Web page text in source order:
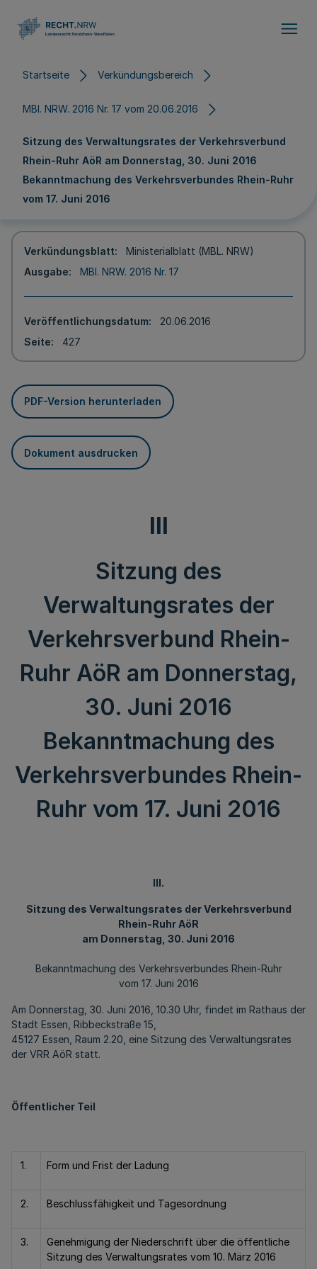
Startseite Verkündungsbereich
MBl. NRW. 2016 Nr. 17 vom 20.06.2016
Sitzung des Verwaltungsrates der Verkehrsverbund
Rhein-Ruhr AöR am Donnerstag, 30. Juni 2016
Bekanntmachung des Verkehrsverbundes Rhein-Ruhr
vom 17. Juni 2016
Verkündungsblatt
Ministerialblatt (MBL. NRW)
Ausgabe
MBl. NRW. 2016 Nr. 17
Veröffentlichungsdatum
20.06.2016
Seite
427
PDF-Version herunterladen
Dokument ausdrucken
III
Sitzung des
Verwaltungsrates der
Verkehrsverbund Rhein-
Ruhr AöR am Donnerstag,
30. Juni 2016
Bekanntmachung des
Verkehrsverbundes Rhein-
Ruhr vom 17. Juni 2016
III.
Sitzung des Verwaltungsrates der Verkehrsverbund
Rhein-Ruhr AöR
am Donnerstag, 30. Juni 2016
Bekanntmachung des Verkehrsverbundes Rhein-Ruhr
vom 17. Juni 2016
Am Donnerstag, 30. Juni 2016, 10.30 Uhr, findet im Rathaus der
Stadt Essen, Ribbeckstraße 15,
45127 Essen, Raum 2.20, eine Sitzung des Verwaltungsrates
der VRR AöR statt.
Öffentlicher Teil
1. Form und Frist der Ladung
2. Beschlussfähigkeit und Tagesordnung
3.
Genehmigung der Niederschrift über die öffentliche
Sitzung des Verwaltungsrates vom 10. März 2016